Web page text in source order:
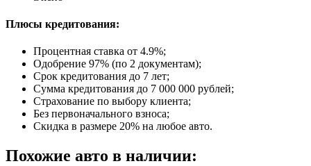
Плюсы кредитования:
Процентная ставка от 4.9%;
Одобрение 97% (по 2 документам);
Срок кредитования до 7 лет;
Сумма кредитования до 7 000 000 рублей;
Страхование по выбору клиента;
Без первоначального взноса;
Скидка в размере 20% на любое авто.
Похожие авто в наличии: